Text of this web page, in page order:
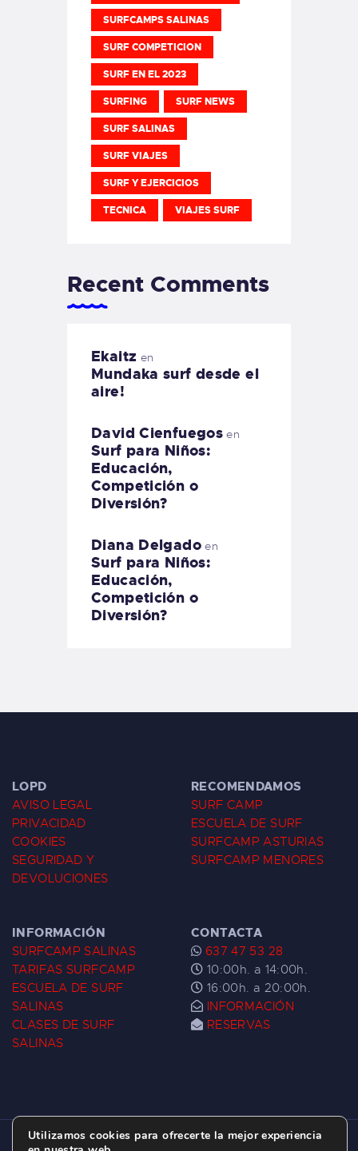
SURFCAMPS SALINAS
SURF COMPETICION
SURF EN EL 2023
SURFING SURF NEWS
SURF SALINAS
SURF VIAJES
SURF Y EJERCICIOS
TECNICA VIAJES SURF
Recent Comments
Ekaitz en
Mundaka surf desde el
aire!
David Cienfuegos en
Surf para Niños:
Educación,
Competición o
Diversión?
Diana Delgadoen
Surf para Niños:
Educación,
Competición o
Diversión?
LOPD
AVISO LEGAL
PRIVACIDAD
COOKIES
SEGURIDAD Y
DEVOLUCIONES
RECOMENDAMOS
SURF CAMP
ESCUELA DE SURF
SURFCAMP ASTURIAS
SURFCAMP MENORES
INFORMACIÓN
SURFCAMP SALINAS
TARIFAS SURFCAMP
ESCUELA DE SURF
SALINAS
CLASES DE SURF
SALINAS
CONTACTA
637 47 53 28
10:00h. a 14:00h.
16:00h. a 20:00h.
INFORMACIÓN
RESERVAS
ESCUELA DE SURF LAS DUNAS © 2026.
Utilizamos cookies para ofrecerte la mejor experiencia